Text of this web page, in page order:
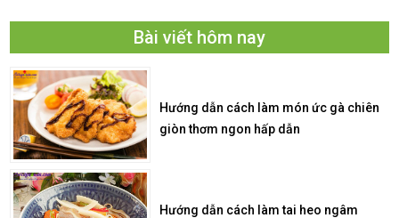
Bài viết hôm nay
Hướng dẫn cách làm món ức gà chiên
giòn thơm ngon hấp dẫn
Hướng dẫn cách làm tai heo ngâm